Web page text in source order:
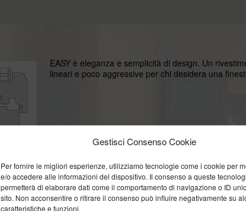
Gestisci Consenso Cookie
Per fornire le migliori esperienze, utilizziamo tecnologie come i cookie per
e/o accedere alle informazioni del dispositivo. Il consenso a queste
permetterà di elaborare dati come il comportamento di navigazione o ID
sito. Non acconsentire o ritirare il consenso può influire negativamente su
caratteristiche e funzioni.
EASY è eleganza e semplicità di design. Un
lineari e poco aggressive per chi desidera una